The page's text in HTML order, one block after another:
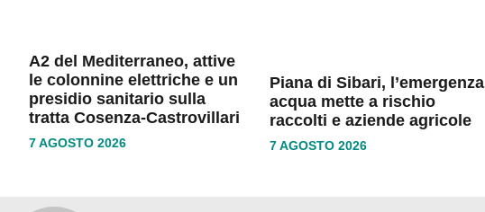
A2 del Mediterraneo, attive
le colonnine elettriche e un
presidio sanitario sulla
tratta Cosenza-Castrovillari
7 AGOSTO 2026
Piana di Sibari, l’emergenza
acqua mette a rischio
raccolti e aziende agricole
7 AGOSTO 2026